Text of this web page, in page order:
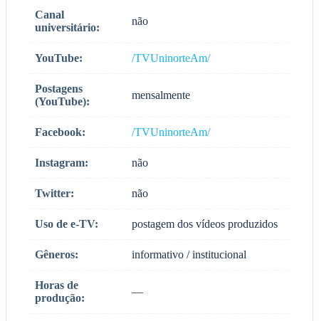
Canal
universitário:
não
YouTube: /TVUninorteAm/
Postagens
(YouTube):
mensalmente
Facebook: /TVUninorteAm/
Instagram: não
Twitter: não
Uso de e-TV: postagem dos vídeos produzidos
Gêneros: informativo / institucional
Horas de
produção:
—